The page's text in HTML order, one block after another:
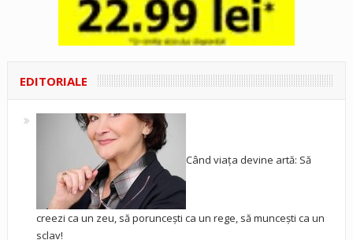
EDITORIALE
Când viața devine artă: Să
creezi ca un zeu, să poruncești ca un rege, să muncești ca un
sclav!